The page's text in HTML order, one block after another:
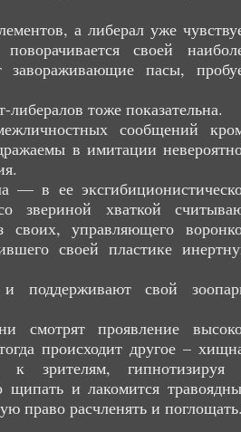
а либерал уже
своей
завораживающие пасы,
тоже показательна.
сообщений
в имитации
— в ее
звериной хваткой
своих, управляющего
своей пластике
поддерживают свой
смотрят проявление
происходит другое –
к зрителям,
щипать и лакомится
право расчленять и